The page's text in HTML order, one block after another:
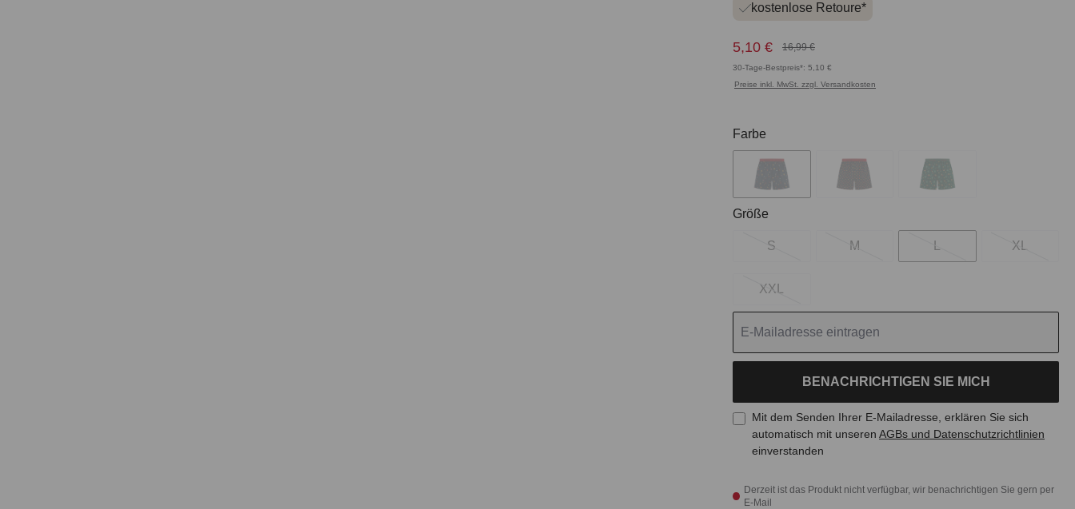
kostenlose Retoure*
5,10 € 16,99 €
30-Tage-Bestpreis*: 5,10 €
Preise inkl. MwSt. zzgl. Versandkosten
Derzeit ist das Produkt nicht verfügbar, wir benachrichtigen Sie gern per
E-Mail
Farbe
Größe
S M L XL
XXL
BENACHRICHTIGEN SIE MICH
Mit dem Senden Ihrer E-Mailadresse, erklären Sie sich
automatisch mit unseren AGBs und Datenschutzrichtlinien
einverstanden